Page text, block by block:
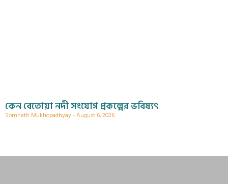
কেন বেতোয়া নদী সংযোগ প্রকল্পের ভবিষ্যৎ
Somnath Mukhopadhyay August 6, 2026